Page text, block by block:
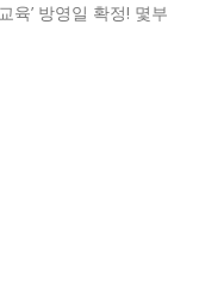
육’ 방영일 확정! 몇부